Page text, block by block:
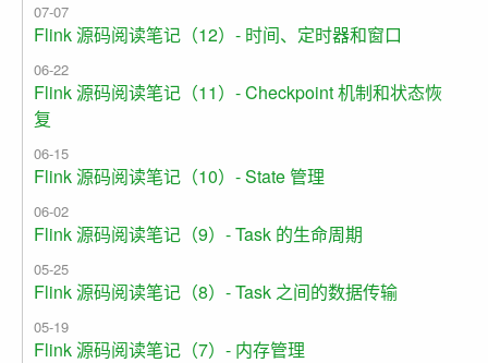
07-07
Flink 源码阅读笔记（12）- 时间、定时器和窗口
06-22
Flink 源码阅读笔记（11）- Checkpoint 机制和状态恢
复
06-15
Flink 源码阅读笔记（10）- State 管理
06-02
Flink 源码阅读笔记（9）- Task 的生命周期
05-25
Flink 源码阅读笔记（8）- Task 之间的数据传输
05-19
Flink 源码阅读笔记（7）- 内存管理